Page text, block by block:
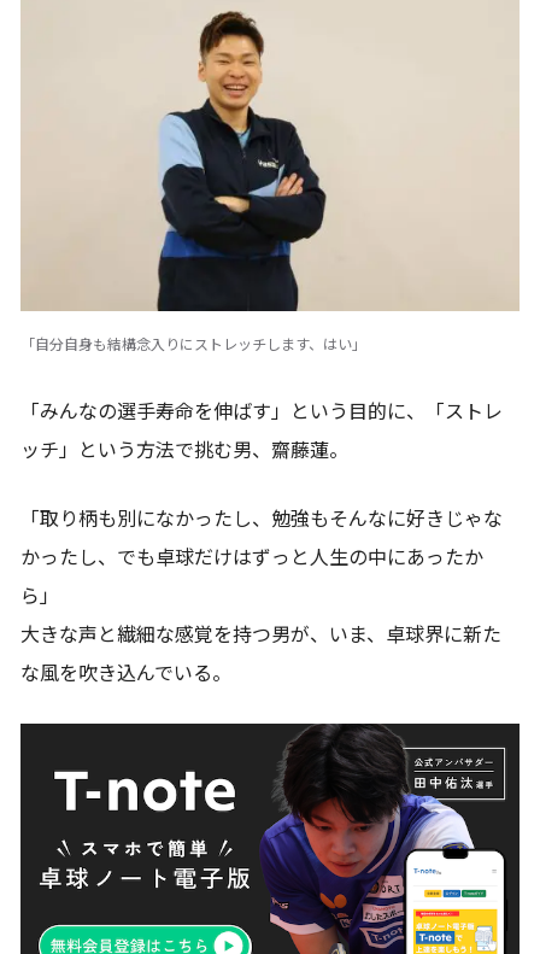
「自分自身も結構念入りにストレッチします、はい」
「みんなの選手寿命を伸ばす」という目的に、「ストレ
ッチ」という方法で挑む男、齋藤蓮。
「取り柄も別になかったし、勉強もそんなに好きじゃな
かったし、でも卓球だけはずっと人生の中にあったか
ら」
大きな声と繊細な感覚を持つ男が、いま、卓球界に新た
な風を吹き込んでいる。